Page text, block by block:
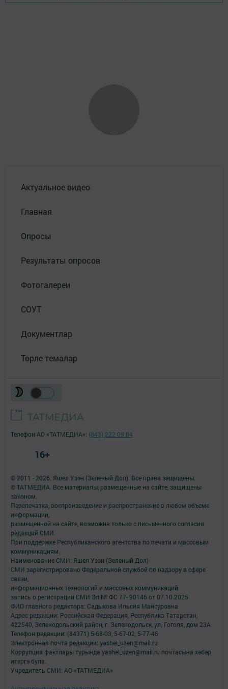
Актуальное видео
Главная
Опросы
Результаты опросов
Фотогалереи
СОУТ
Документлар
Төрле темалар
© 2011 - 2026. Яшел Узэн (Зеленый Дол). Все права защищены.
© ТАТМЕДИА. Все материалы, размещенные на сайте, защищены
законом.
Перепечатка, воспроизведение и распространение в любом объеме
информации,
размещенной на сайте, возможна только с письменного согласия
редакций СМИ.
При поддержке Республиканского агентства по печати и массовым
коммуникациям.
Наименование СМИ: Яшел Узэн (Зеленый Дол)
СМИ зарегистрировано Федеральной службой по надзору в сфере
связи,
информационных технологий и массовых коммуникаций
запись о регистрации СМИ Эл № ФС 77- 90146 от 07.10.2025
ФИО главного редактора: Садыкова Ильсия Мансуровна
Адрес редакции: Российская Федерация, Республика Татарстан,
422540, Зеленодольский район, г. Зеленодольск, ул. Гоголя, дом 23А
Телефон редакции: (84371) 5-68-03, 5-67-02, 5-77-46
Электронная почта редакции: yashel_uzen@mail.ru
Коррупция фактлары турында yashel_uzen@mail.ru почтасына хәбәр
итәргә була.
Учредитель СМИ: АО «ТАТМЕДИА»
Телефон АО «ТАТМЕДИА»: (843) 222 09 84
16+